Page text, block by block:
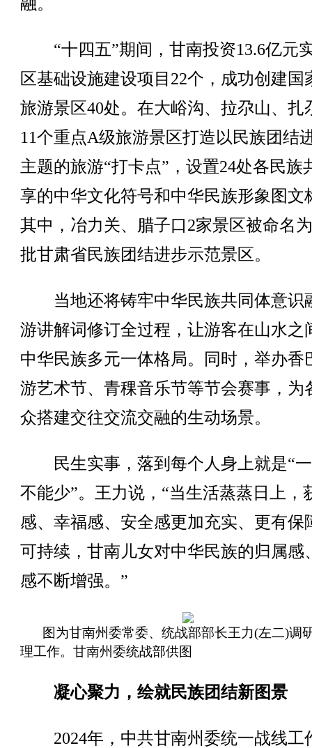
“十四五”期间，甘南投资13.6亿元
区基础设施建设项目22个，成功创建国
旅游景区40处。在大峪沟、拉尕山、扎
11个重点A级旅游景区打造以民族团结
主题的旅游“打卡点”，设置24处各民族
享的中华文化符号和中华民族形象图文
其中，冶力关、腊子口2家景区被命名
批甘肃省民族团结进步示范景区。
当地还将铸牢中华民族共同体意识
游讲解词修订全过程，让游客在山水之
中华民族多元一体格局。同时，举办香
游艺术节、青稞音乐节等节会赛事，为
众搭建交往交流交融的生动场景。
民生实事，落到每个人身上就是“
不能少”。王力说，“当生活蒸蒸日上，
感、幸福感、安全感更加充实、更有保
可持续，甘南儿女对中华民族的归属感
感不断增强。”
图为甘南州委常委、统战部部长王力(左二)调
理工作。甘南州委统战部供图
凝心聚力，绘就民族团结新图景
2024年，中共甘南州委统一战线工